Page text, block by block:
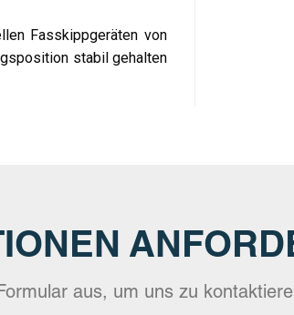
Fasskippgeräten von
stabil gehalten
aus, um uns zu